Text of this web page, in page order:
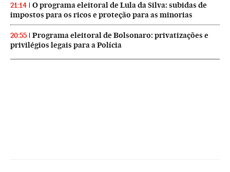
21:14
O programa eleitoral de Lula da Silva: subidas de
impostos para os ricos e proteção para as minorias
20:55
Programa eleitoral de Bolsonaro: privatizações e
privilégios legais para a Polícia